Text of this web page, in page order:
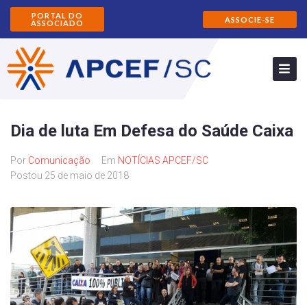
PORTAL DO
ASSOCIADO
ASSOCIE-SE
Dia de luta Em Defesa do Saúde Caixa
Por Comunicação Em NOTÍCIAS APCEF/SC
Postou 25 de maio de 2018